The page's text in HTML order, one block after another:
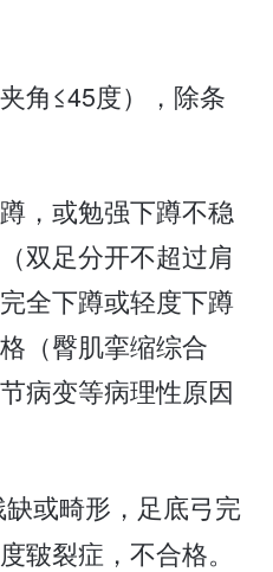
角≤45度），除条
，或勉强下蹲不稳
双足分开不超过肩
全下蹲或轻度下蹲
（臀肌挛缩综合
病变等病理性原因
或畸形，足底弓完
皲裂症，不合格。